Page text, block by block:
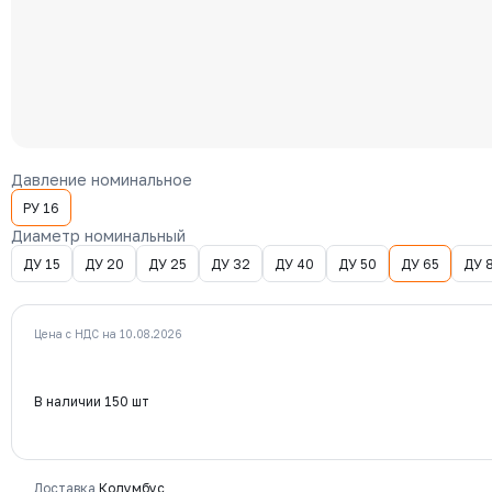
Давление номинальное
РУ 16
Диаметр номинальный
ДУ 15 ДУ 20 ДУ 25 ДУ 32 ДУ 40 ДУ 50 ДУ 65 ДУ
Цена с НДС на 10.08.2026
В наличии 150 шт
Доставка Колумбус